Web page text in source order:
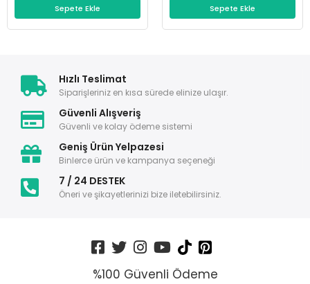
Sepete Ekle Sepete Ekle
Hızlı Teslimat
Siparişleriniz en kısa sürede elinize ulaşır.
Güvenli Alışveriş
Güvenli ve kolay ödeme sistemi
Geniş Ürün Yelpazesi
Binlerce ürün ve kampanya seçeneği
7 / 24 DESTEK
Öneri ve şikayetlerinizi bize iletebilirsiniz.
%100 Güvenli Ödeme